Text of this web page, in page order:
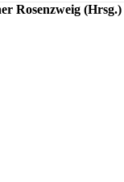
Rosenzweig (Hrsg.)